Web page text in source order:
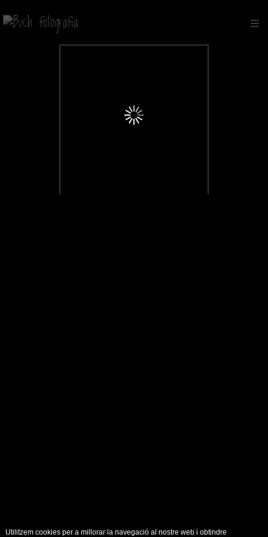
Utilitzem cookies per a millorar la navegació al nostre web i obtindre